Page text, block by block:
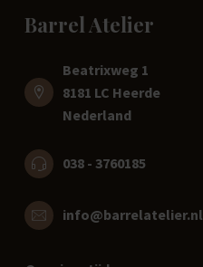
Barrel Atelier
Beatrixweg 1
8181 LC Heerde
Nederland
038 - 3760185
info@barrelatelier.nl